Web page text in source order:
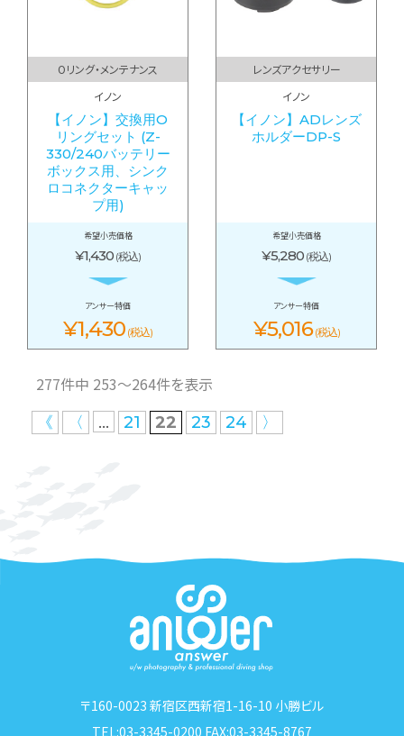
Oリング・メンテナンス
イノン
【イノン】交換用O
リングセット (Z-
330/240バッテリー
ボックス用、シンク
ロコネクターキャッ
プ用)
希望小売価格
¥1,430 (税込)
アンサー特価
¥1,430 (税込)
レンズアクセサリー
イノン
【イノン】ADレンズ
ホルダーDP-S
希望小売価格
¥5,280 (税込)
アンサー特価
¥5,016 (税込)
277件中 253〜264件を表示
《 〈 ... 21 22 23 24 〉
〒160-0023 新宿区西新宿1-16-10 小勝ビル
TEL:03-3345-0200 FAX:03-3345-8767